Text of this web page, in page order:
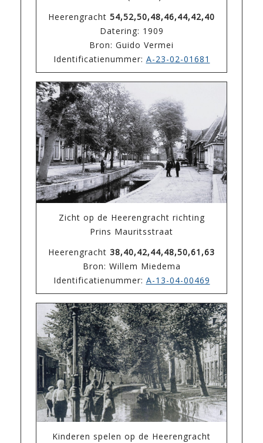
Heerengracht 54,52,50,48,46,44,42,40
Datering: 1909
Bron: Guido Vermei
Identificatienummer: A-23-02-01681
Zicht op de Heerengracht richting
Prins Mauritsstraat
Heerengracht 38,40,42,44,48,50,61,63
Bron: Willem Miedema
Identificatienummer: A-13-04-00469
Kinderen spelen op de Heerengracht